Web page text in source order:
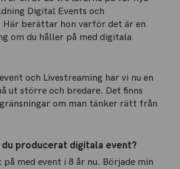
Digital Events och
Här berättar hon varför det är en
om du håller på med digitala
och Livestreaming har vi nu en
ut större och bredare. Det finns
om man tänker rätt från
du producerat digitala event?
med event i 8 år nu. Började min